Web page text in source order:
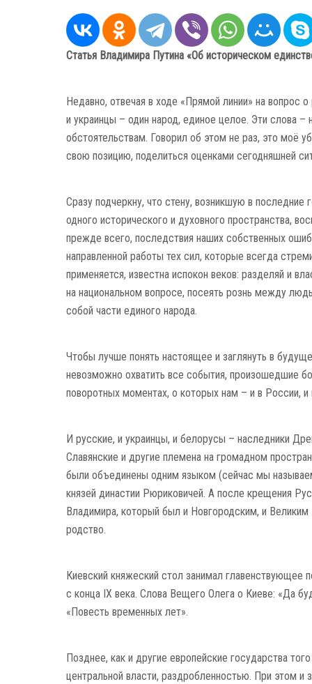
Статья Владимира Путина «Об историческом
Недавно, отвечая в ходе «Прямой линии» на вопрос
и украинцы – один народ, единое целое. Эти слова
обстоятельствам. Говорил об этом не раз, это моё
свою позицию, поделиться оценками сегод­няшней
Сразу подчеркну, что стену, возникшую в
одного исторического и духов­ного прост­ранства,
прежде всего, последствия наших собст­венных
направ­ленной работы тех сил, которые всегда
применяется, извест­на испокон веков: разделяй и
на национальном вопросе, посеять рознь между
собой части единого народа.
Чтобы лучше понять настоящее и заглянуть в
невозможно охватить все события, произошедшие
поворотных моментах, о которых нам – и в России, и
И русские, и украинцы, и белорусы – наследники
Славянские и другие пле­мена на громадном
были объединены одним языком (сейчас мы
князей династии Рюриковичей. А после крещения
Влади­мира, который был и Новгородским, и
родство.
Киевский княжеский стол занимал главенст­вующее
с конца IX века. Слова Вещего Олега о Киеве: «Да
«Повесть временных лет».
Позднее, как и другие европейские госу­дарства
центральной власти, раздроб­ленностью. При этом